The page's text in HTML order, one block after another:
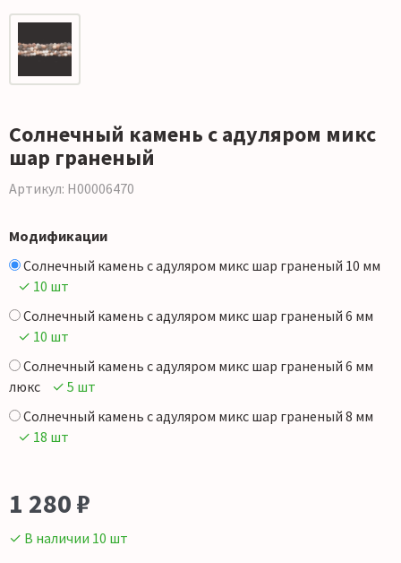
Солнечный камень с адуляром микс
шар граненый
Артикул: Н00006470
Модификации
Солнечный камень с адуляром микс шар граненый 10 мм
✓ 10 шт
Солнечный камень с адуляром микс шар граненый 6 мм
✓ 10 шт
Солнечный камень с адуляром микс шар граненый 6 мм
люкс
✓ 5 шт
Солнечный камень с адуляром микс шар граненый 8 мм
✓ 18 шт
1 280₽
✓ В наличии 10 шт